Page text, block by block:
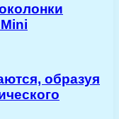
образуя